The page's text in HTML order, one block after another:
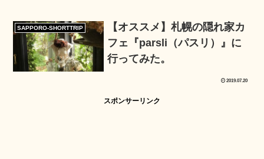
SAPPORO-SHORTTRIP
【オススメ】札幌の隠れ家カ
フェ『parsli（パスリ）』に
行ってみた。
2019.07.20
スポンサーリンク